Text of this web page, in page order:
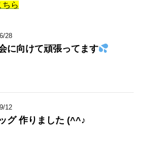
ちら
28
に向けて頑張ってます
12
グ 作りました (^^♪